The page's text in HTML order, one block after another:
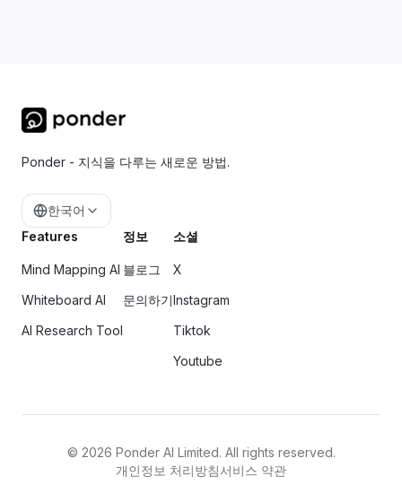
Ponder - 지식을 다루는 새로운 방법.
한국어
Features
Mind Mapping AI
Whiteboard AI
AI Research Tool
정보
블로그
문의하기
소셜
X
Instagram
Tiktok
Youtube
© 2026 Ponder AI Limited. All rights reserved.
개인정보 처리방침서비스 약관